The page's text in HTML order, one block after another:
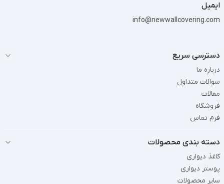
ایمیل
info@newwallcovering.com
دسترسی سریع
درباره ما
سوالات متداول
مقالات
فروشگاه
فرم تماس
دسته بندی محصولات
کاغذ دیواری
پوستر دیواری
سایر محصولات